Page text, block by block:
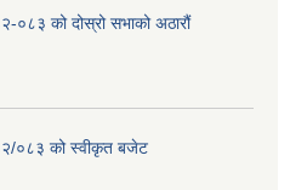
०८३ को दोस्रो सभाको अठारौं
०८३ को स्वीकृत बजेट